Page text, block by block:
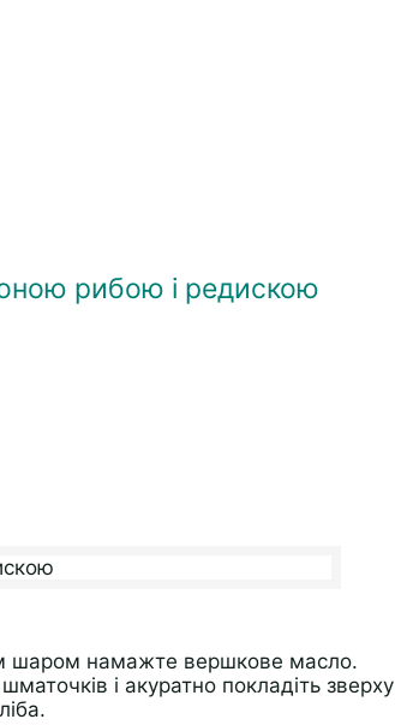
рибою і редискою
шаром намажте вершкове масло.
і акуратно покладіть зверху